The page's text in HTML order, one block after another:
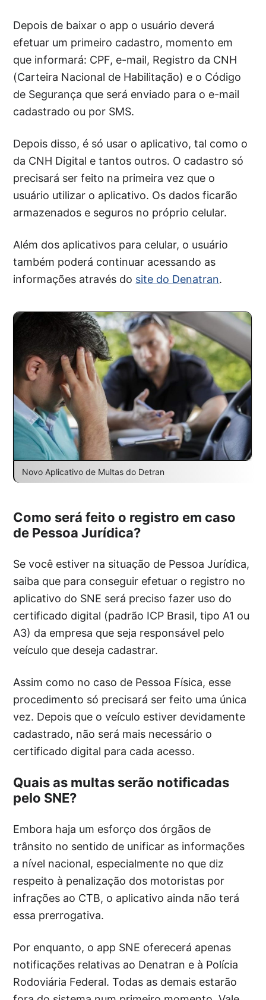
Depois de baixar o app o usuário deverá
efetuar um primeiro cadastro, momento em
que informará: CPF, e-mail, Registro da CNH
(Carteira Nacional de Habilitação) e o Código
de Segurança que será enviado para o e-mail
cadastrado ou por SMS.
Depois disso, é só usar o aplicativo, tal como o
da CNH Digital e tantos outros. O cadastro só
precisará ser feito na primeira vez que o
usuário utilizar o aplicativo. Os dados ficarão
armazenados e seguros no próprio celular.
Além dos aplicativos para celular, o usuário
também poderá continuar acessando as
informações através do site do Denatran.
Novo Aplicativo de Multas do Detran
Como será feito o registro em caso
de Pessoa Jurídica?
Se você estiver na situação de Pessoa Jurídica,
saiba que para conseguir efetuar o registro no
aplicativo do SNE será preciso fazer uso do
certificado digital (padrão ICP Brasil, tipo A1 ou
A3) da empresa que seja responsável pelo
veículo que deseja cadastrar.
Assim como no caso de Pessoa Física, esse
procedimento só precisará ser feito uma única
vez. Depois que o veículo estiver devidamente
cadastrado, não será mais necessário o
certificado digital para cada acesso.
Quais as multas serão notificadas
pelo SNE?
Embora haja um esforço dos órgãos de
trânsito no sentido de unificar as informações
a nível nacional, especialmente no que diz
respeito à penalização dos motoristas por
infrações ao CTB, o aplicativo ainda não terá
essa prerrogativa.
Por enquanto, o app SNE oferecerá apenas
notificações relativas ao Denatran e à Polícia
Rodoviária Federal. Todas as demais estarão